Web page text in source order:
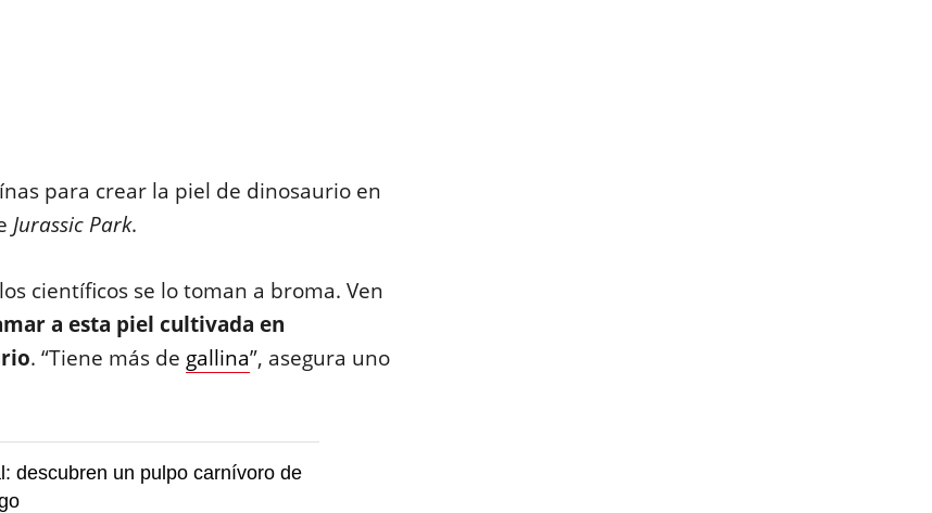
para crear la piel de dinosaurio en
Jurassic Park.
científicos se lo toman a broma. Ven
a esta piel cultivada en
. “Tiene más de gallina”, asegura uno
descubren un pulpo carnívoro de